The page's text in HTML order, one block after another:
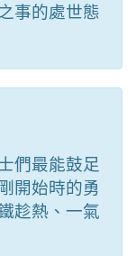
事的處世態
們最能鼓足
開始時的勇
趁熱、一氣